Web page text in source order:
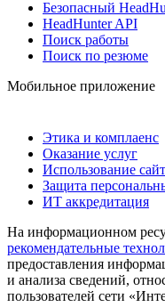
Безопасный
HeadHunter API
Поиск работы
Поиск по резюме
Мобильное приложение
Этика и комплаенс
Оказание услуг
Использование
Защита
ИТ аккредитация
На информационном
рекомендательные
предоставления
и анализа сведений,
пользователей сети